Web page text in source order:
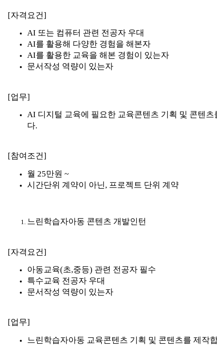
[자격요건]
AI 또는 컴퓨터 관련 전공자 우대
AI를 활용해 다양한 경험을 해본자
AI를 활용한 교육을 해본 경험이 있는자
문서작성 역량이 있는자
[업무]
AI 디지털 교육에 필요한 교육콘텐츠 기획 및 콘텐츠
다.
[참여조건]
월 25만원 ~
시간단위 계약이 아닌, 프로젝트 단위 계약
느린학습자아동 콘텐츠 개발인턴
[자격요건]
아동교육(초,중등) 관련 전공자 필수
특수교육 전공자 우대
문서작성 역량이 있는자
[업무]
느린학습자아동 교육콘텐츠 기획 및 콘텐츠를 제작